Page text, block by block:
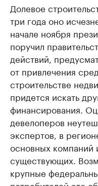
Долевое
три года оно
начале ноября
поручил
действий,
от привлечения
строительстве
придется искать
финансирования.
девелоперов
экспертов, в
основных компаний
существующих.
крупные